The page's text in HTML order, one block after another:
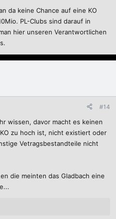
da keine Chance auf eine KO
PL-Clubs sind darauf in
hier unseren Verantwortlichen
#14
wissen, davor macht es keinen
zu hoch ist, nicht existiert oder
Vetragsbestandteile nicht
die meinten das Gladbach eine